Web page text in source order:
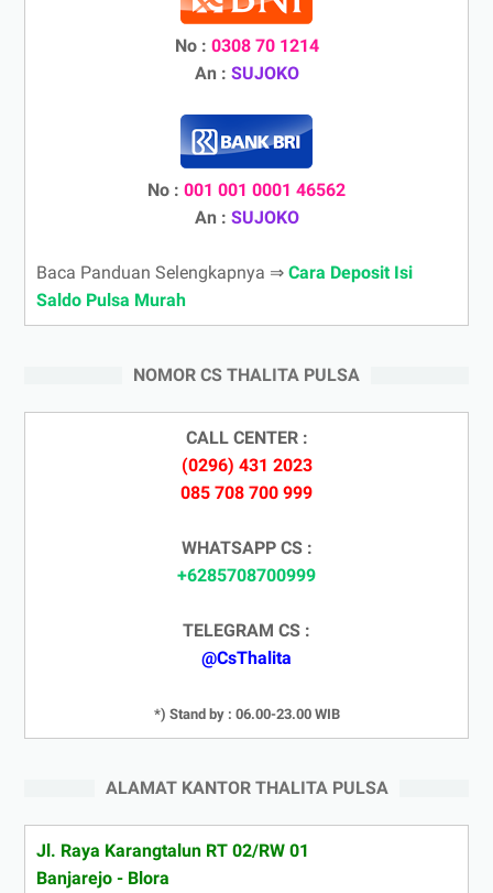
No : 0308 70 1214
An : SUJOKO
No : 001 001 0001 46562
An : SUJOKO
Baca Panduan Selengkapnya ⇒ Cara Deposit Isi
Saldo Pulsa Murah
NOMOR CS THALITA PULSA
CALL CENTER :
(0296) 431 2023
085 708 700 999
WHATSAPP CS :
+6285708700999
TELEGRAM CS :
@CsThalita
*) Stand by : 06.00-23.00 WIB
ALAMAT KANTOR THALITA PULSA
Jl. Raya Karangtalun RT 02/RW 01
Banjarejo - Blora